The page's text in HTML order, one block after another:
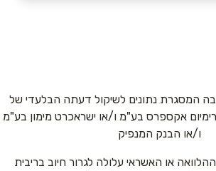
המסגרת נתונים לשיקול דעתה הבלעדי של
אקספרס בע"מ ו/או ישראכרט מימון בע"מ
ו/או הבנק המנפיק
או האשראי עלולה לגרור חיוב בריבית